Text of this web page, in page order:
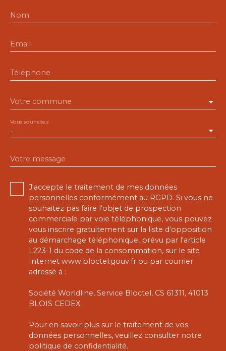
Nom
Email
Téléphone
Votre commune
-
Vous souhaitez
Votre message
J'accepte le traitement de mes données
personnelles conformément au RGPD. Si vous ne
souhaitez pas faire l'objet de prospection
commerciale par voie téléphonique, vous pouvez
vous inscrire gratuitement sur la liste d'opposition
au démarchage téléphonique, prévu par l'article
L223-1 du code de la consommation, sur le site
Internet www.bloctel.gouv.fr ou par courrier
adressé à :
Société Worldline, Service Bloctel, CS 61311, 41013
BLOIS CEDEX.
Pour en savoir plus sur le traitement de vos
données personnelles, veuillez consulter notre
politique de confidentialité.